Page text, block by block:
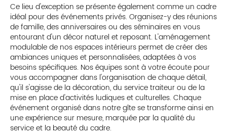
Ce lieu d'exception se présente également comme un cadre
idéal pour des événements privés. Organisez-y des réunions
de famille, des anniversaires ou des séminaires en vous
entourant d'un décor naturel et reposant. L'aménagement
modulable de nos espaces intérieurs permet de créer des
ambiances uniques et personnalisées, adaptées à vos
besoins spécifiques. Nos équipes sont à votre écoute pour
vous accompagner dans l'organisation de chaque détail,
qu'il s'agisse de la décoration, du service traiteur ou de la
mise en place d'activités ludiques et culturelles. Chaque
événement organisé dans notre gîte se transforme ainsi en
une expérience sur mesure, marquée par la qualité du
service et la beauté du cadre.